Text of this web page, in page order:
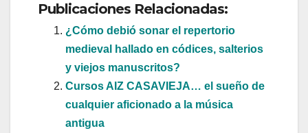
Publicaciones Relacionadas:
¿Cómo debió sonar el repertorio
medieval hallado en códices, salterios
y viejos manuscritos?
Cursos AIZ CASAVIEJA… el sueño de
cualquier aficionado a la música
antigua